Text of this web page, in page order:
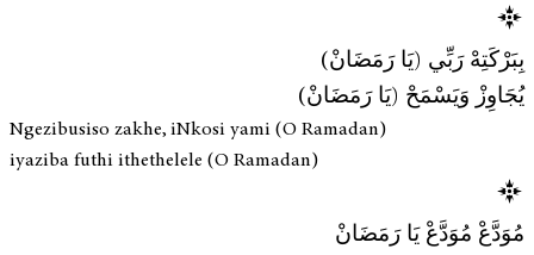
بِبَرْكَتِهْ رَبِّي (يَا رَمَضَانْ)
يُجَاوِزْ وَيَسْمَحْ (يَا رَمَضَانْ)
Ngezibusiso zakhe, iNkosi yami (O Ramadan)
iyaziba futhi ithethelele (O Ramadan)
مُوَدَّعْ مُوَدَّعْ يَا رَمَضَانْ